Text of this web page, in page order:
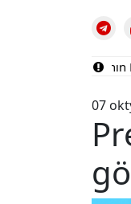
Azərbaycanın
07